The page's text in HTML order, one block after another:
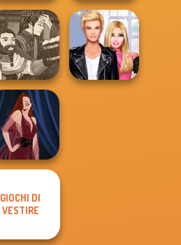
Ice Ballerina Fairy Tale High
Manga Creator
World Of
Fantasy...
GIOCHI DI
VESTIRE